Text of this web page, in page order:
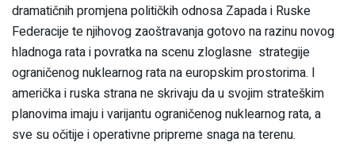
dramatičnih promjena političkih odnosa Zapada i Ruske
Federacije te njihovog zaoštravanja gotovo na razinu novog
hladnoga rata i povratka na scenu zloglasne strategije
ograničenog nuklearnog rata na europskim prostorima. I
američka i ruska strana ne skrivaju da u svojim strateškim
planovima imaju i varijantu ograničenog nuklearnog rata, a
sve su očitije i operativne pripreme snaga na terenu.